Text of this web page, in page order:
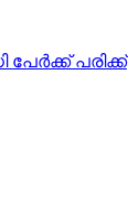
പരിക്ക്